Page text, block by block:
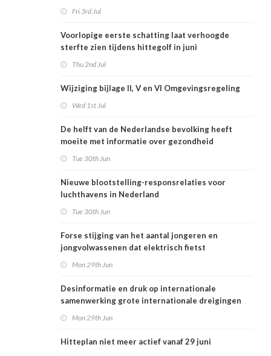
Fri 3rd Jul
Voorlopige eerste schatting laat verhoogde
sterfte zien tijdens hittegolf in juni
Thu 2nd Jul
Wijziging bijlage II, V en VI Omgevingsregeling
Wed 1st Jul
De helft van de Nederlandse bevolking heeft
moeite met informatie over gezondheid
Tue 30th Jun
Nieuwe blootstelling-responsrelaties voor
luchthavens in Nederland
Tue 30th Jun
Forse stijging van het aantal jongeren en
jongvolwassenen dat elektrisch fietst
Mon 29th Jun
Desinformatie en druk op internationale
samenwerking grote internationale dreigingen
Mon 29th Jun
Hitteplan niet meer actief vanaf 29 juni